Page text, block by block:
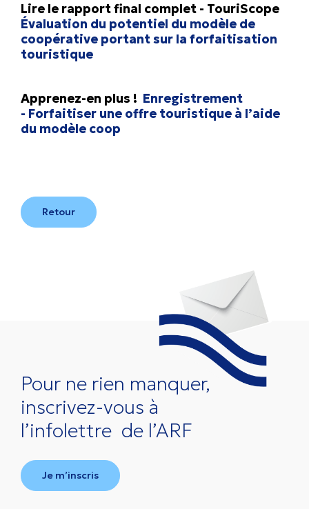
Lire le rapport final complet - TouriScope
Évaluation du potentiel du modèle de
coopérative portant sur la forfaitisation
touristique
Apprenez-en plus ! Enregistrement
- Forfaitiser une offre touristique à l’aide
du modèle coop
Retour
Pour ne rien manquer,
inscrivez-vous à
l’infolettre de l’ARF
Je m’inscris